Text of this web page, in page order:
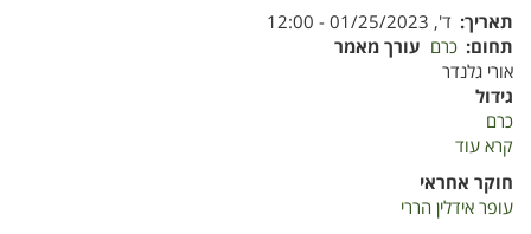
תאריך ד', 01/25/2023 - 12:00
תחום כרם עורך מאמר
אורי גלנדר
גידול
כרם
קרא עוד
Crow
חוקר אחראי
עופר אידלין הררי